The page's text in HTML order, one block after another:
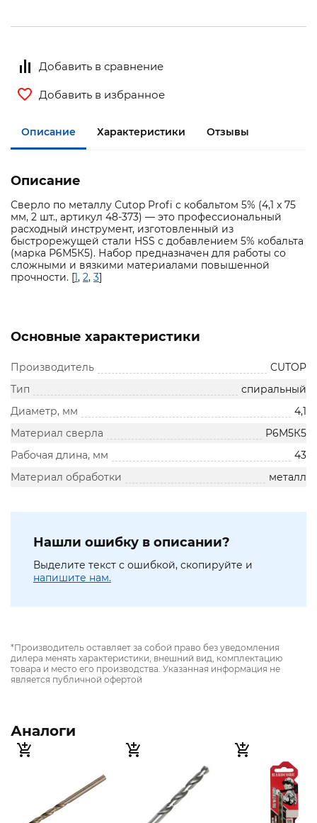
Добавить в сравнение
Добавить в избранное
Описание Характеристики Отзывы
Описание
Сверло по металлу Cutop Profi с кобальтом 5% (4,1 x 75
мм, 2 шт., артикул 48-373) — это профессиональный
расходный инструмент, изготовленный из
быстрорежущей стали HSS с добавлением 5% кобальта
(марка Р6М5К5). Набор предназначен для работы со
сложными и вязкими материалами повышенной
прочности. [1, 2, 3]
Основные характеристики
Производитель
CUTOP
Тип
спиральный
Диаметр, мм
4,1
Материал сверла
Р6М5К5
Рабочая длина, мм
43
Материал обработки
металл
Нашли ошибку в описании?
Выделите текст с ошибкой, скопируйте и
напишите нам.
*Производитель оставляет за собой право без уведомления
дилера менять характеристики, внешний вид, комплектацию
товара и место его производства. Указанная информация не
является публичной офертой
Аналоги